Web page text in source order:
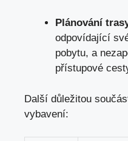
Plánování
odpovídající
pobytu, a
přístupové
Další důležitou
vybavení: